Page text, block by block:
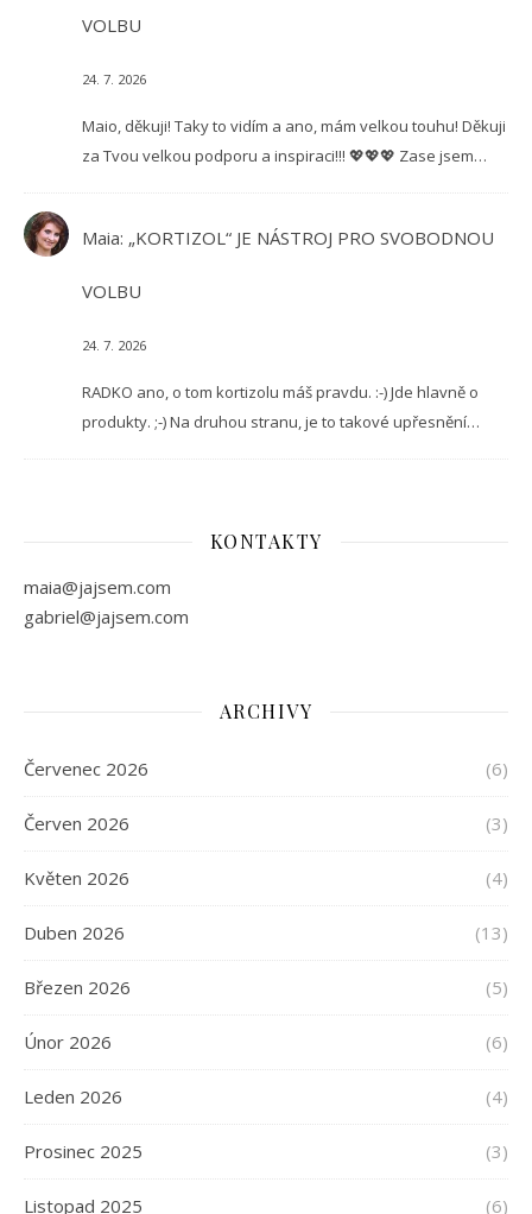
VOLBU
24. 7. 2026
Maio, děkuji! Taky to vidím a ano, mám velkou touhu! Děkuji
za Tvou velkou podporu a inspiraci!!! 💖💖💖 Zase jsem…
Maia: „KORTIZOL“ JE NÁSTROJ PRO SVOBODNOU
VOLBU
24. 7. 2026
RADKO ano, o tom kortizolu máš pravdu. :-) Jde hlavně o
produkty. ;-) Na druhou stranu, je to takové upřesnění…
KONTAKTY
maia@jajsem.com
gabriel@jajsem.com
ARCHIVY
Červenec 2026 (6)
Červen 2026 (3)
Květen 2026 (4)
Duben 2026 (13)
Březen 2026 (5)
Únor 2026 (6)
Leden 2026 (4)
Prosinec 2025 (3)
Listopad 2025 (6)